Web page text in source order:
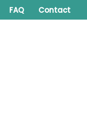
FAQ Contact